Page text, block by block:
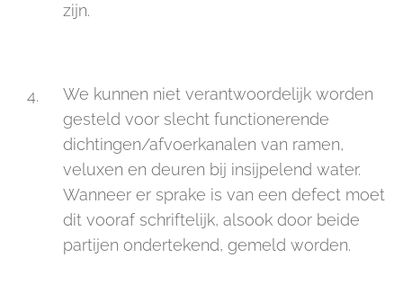
zijn.
We kunnen niet verantwoordelijk worden
gesteld voor slecht functionerende
dichtingen/afvoerkanalen van ramen,
veluxen en deuren bij insijpelend water.
Wanneer er sprake is van een defect moet
dit vooraf schriftelijk, alsook door beide
partijen ondertekend, gemeld worden.